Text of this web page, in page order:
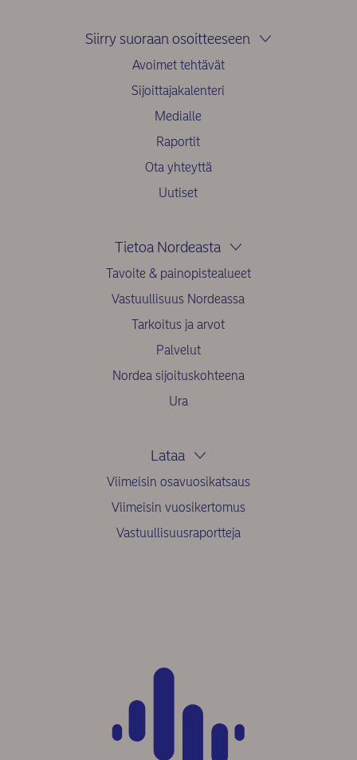
Siirry suoraan osoitteeseen
Avoimet tehtävät
Sijoittajakalenteri
Medialle
Raportit
Ota yhteyttä
Uutiset
Tietoa Nordeasta
Tavoite & painopistealueet
Vastuullisuus Nordeassa
Tarkoitus ja arvot
Palvelut
Nordea sijoituskohteena
Ura
Lataa
Viimeisin osavuosikatsaus
Viimeisin vuosikertomus
Vastuullisuusraportteja